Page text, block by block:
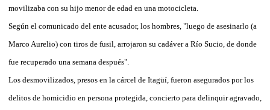
movilizaba con su hijo menor de edad en una motocicleta.
Según el comunicado del ente acusador, los hombres, "luego de asesinarlo (a
Marco Aurelio) con tiros de fusil, arrojaron su cadáver a Río Sucio, de donde
fue recuperado una semana después".
Los desmovilizados, presos en la cárcel de Itagüí, fueron asegurados por los
delitos de homicidio en persona protegida, concierto para delinquir agravado,